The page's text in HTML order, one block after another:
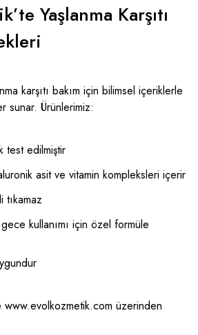
Yaşlanma Karşıtı
karşıtı bakım için bilimsel içeriklerle
sunar. Ürünlerimiz:
test edilmiştir
asit ve vitamin kompleksleri içerir
tıkamaz
kullanımı için özel formüle
www.evolkozmetik.com üzerinden